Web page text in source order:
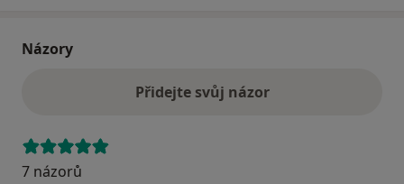
Názory
Přidejte svůj názor
7 názorů